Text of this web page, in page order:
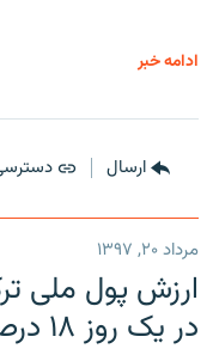
ادامه خبر
ارسال
مرداد ۲۰, ۱۳۹۷
ارزش پول ملی
در یک روز ۱۸ درصد سقوط کرد